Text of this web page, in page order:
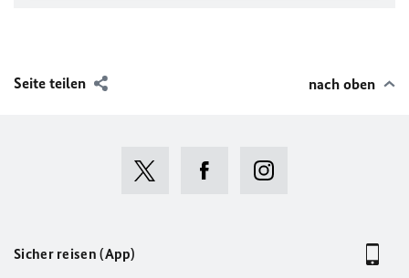
Seite teilen nach oben
Sicher reisen (App)